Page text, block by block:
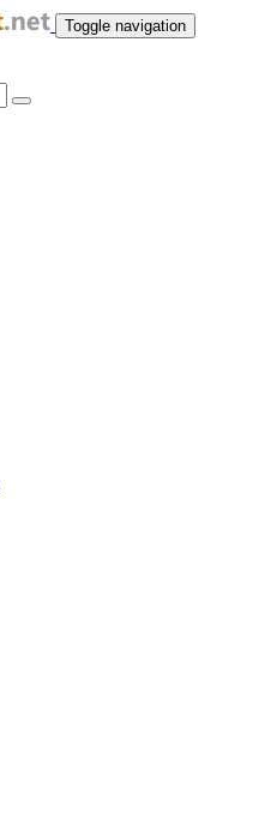
Toggle navigation